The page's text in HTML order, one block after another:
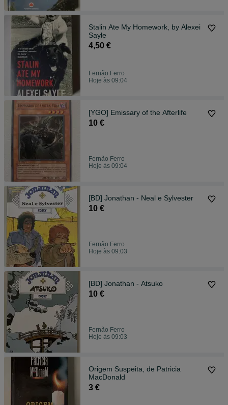
Stalin Ate My Homework, by Alexei
Sayle
4,50 €
Fernão Ferro
Hoje às 09:04
[YGO] Emissary of the Afterlife
10 €
Fernão Ferro
Hoje às 09:04
[BD] Jonathan - Neal e Sylvester
10 €
Fernão Ferro
Hoje às 09:03
[BD] Jonathan - Atsuko
10 €
Fernão Ferro
Hoje às 09:03
Origem Suspeita, de Patricia
MacDonald
3 €